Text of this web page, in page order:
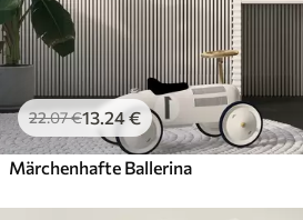
22.07€13 .24€
Märchenhafte Ballerina